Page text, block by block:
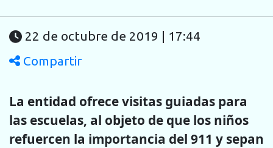
22 de octubre de 2019 | 17:44
Compartir
La entidad ofrece visitas guiadas para
las escuelas, al objeto de que los niños
refuercen la importancia del 911 y sepan